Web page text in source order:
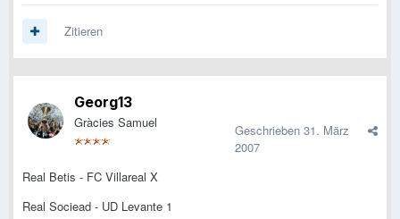
Zitieren
Georg13
Gràcies Samuel Geschrieben 31. März
2007
Real Betis - FC Villareal X
Real Sociead - UD Levante 1